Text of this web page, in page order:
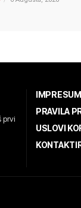
prvi
IMPRESUM
PRAVILA
USLOVI